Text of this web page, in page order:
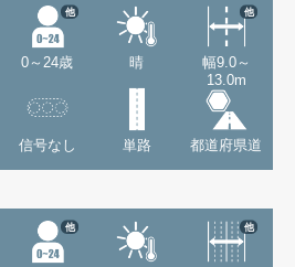
0～24歳
他
晴
幅9.0～
13.0m
他
信号なし 単路 都道府県道
他 他